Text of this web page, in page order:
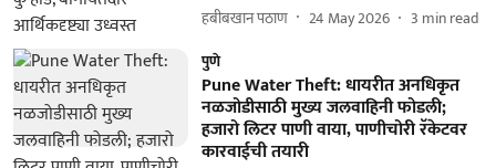
हबीबखान पठाण 24 May 2026 3 min read
पुणे
Pune Water Theft: धायरीत अनधिकृत
नळजोडीसाठी मुख्य जलवाहिनी फोडली;
हजारो लिटर पाणी वाया, पाणीचोरी रॅकेटवर
कारवाईची तयारी